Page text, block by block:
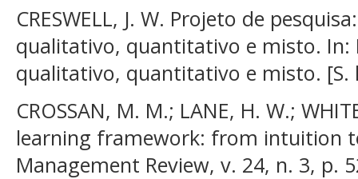
CRESWELL, J. W. Projeto de
qualitativo, quantitativo e misto. In:
qualitativo, quantitativo e misto. [S.
CROSSAN, M. M.; LANE, H. W.;
learning framework: from intuition
Management Review, v. 24, n. 3, p.